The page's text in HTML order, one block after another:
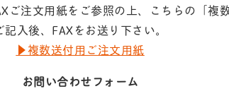
ご注文用紙をご参照の上、こちらの「複
記入後、FAXをお送り下さい。
▶︎複数送付用ご注文用紙
お問い合わせフォーム